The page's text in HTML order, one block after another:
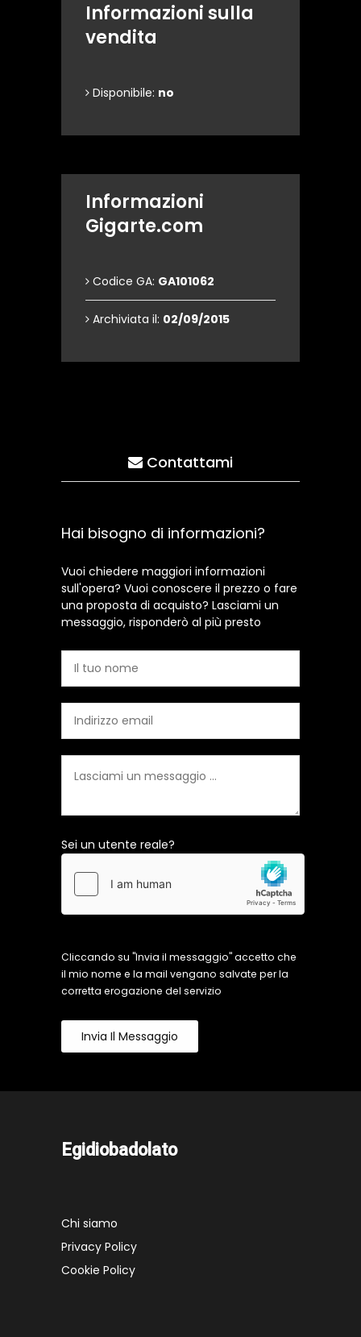
Informazioni sulla
vendita
Disponibile: no
Informazioni
Gigarte.com
Codice GA: GA101062
Archiviata il: 02/09/2015
Contattami
Hai bisogno di informazioni?
Vuoi chiedere maggiori informazioni
sull'opera? Vuoi conoscere il prezzo o fare
una proposta di acquisto? Lasciami un
messaggio, risponderò al più presto
Sei un utente reale?
Cliccando su "Invia il messaggio" accetto che
il mio nome e la mail vengano salvate per la
corretta erogazione del servizio
Invia Il Messaggio
Egidiobadolato
Chi siamo
Privacy Policy
Cookie Policy